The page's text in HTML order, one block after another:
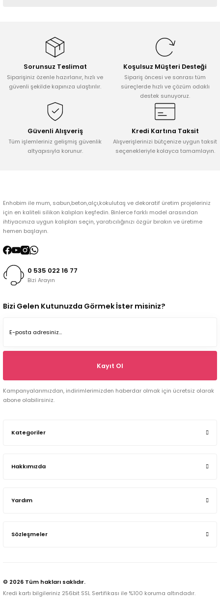
tarafımıza iletebilirsiniz.
Görüş ve önerileriniz için teşekkür ederiz.
Ürün resmi kalitesiz, bozuk veya görüntülenemiyor.
Ürün açıklamasında eksik bilgiler bulunuyor.
Ürün fiyatı diğer sitelerden daha pahalı.
Bu ürüne benzer farklı alternatifler olmalı.
Sorunsuz Teslimat
Siparişiniz özenle hazırlanır, hızlı ve
güvenli şekilde kapınıza ulaştırılır.
Koşulsuz Müşteri Desteği
Sipariş öncesi ve sonrası tüm
süreçlerde hızlı ve çözüm odaklı
destek sunuyoruz.
Güvenli Alışveriş
Tüm işlemleriniz gelişmiş güvenlik
altyapısıyla korunur.
Kredi Kartına Taksit
Alışverişlerinizi bütçenize uygun taksit
seçenekleriyle kolayca tamamlayın.
Enhobim ile mum, sabun,beton,alçı,kokulutaş ve dekoratif üretim projeleriniz
için en kaliteli silikon kalıpları keşfedin. Binlerce farklı model arasından
ihtiyacınıza uygun kalıpları seçin, yaratıcılığınızı özgür bırakın ve üretime
hemen başlayın.
0 535 022 16 77
Bizi Arayın
Kategoriler
Hakkımızda
Yardım
Sözleşmeler
Bizi Gelen Kutunuzda Görmek İster misiniz?
Kayıt Ol
Kampanyalarımızdan, indirimlerimizden haberdar olmak için ücretsiz olarak
abone olabilirsiniz.
© 2026 Tüm hakları saklıdır.
Kredi kartı bilgileriniz 256bit SSL Sertifikası ile %100 koruma altındadır.